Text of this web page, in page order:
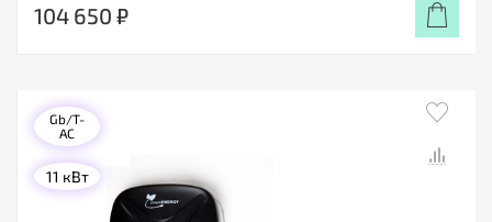
104 650 ₽
Gb/T-
AC
11 кВт